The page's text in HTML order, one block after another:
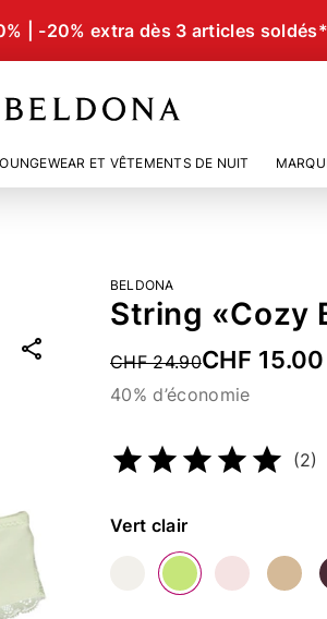
| -20% extra dès 3 articles soldés*
ET VÊTEMENTS DE NUIT
BELDONA
String «Cozy
Price reduced from
CHF 24.90CHF 15.00
40% d’économie
(2)
Couleur
Vert clair